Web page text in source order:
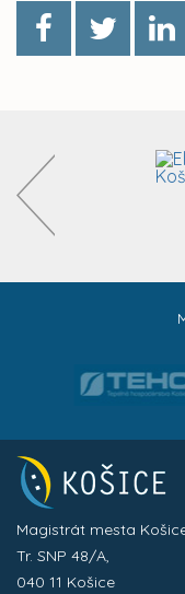
Magistrát mesta
Tr. SNP 48/A,
040 11 Košice